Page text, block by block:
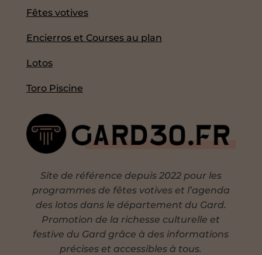
Fêtes votives
Encierros et Courses au plan
Lotos
Toro Piscine
Site de référence depuis 2022 pour les
programmes de fêtes votives et l’agenda
des lotos dans le département du Gard.
Promotion de la richesse culturelle et
festive du Gard grâce à des informations
précises et accessibles à tous.